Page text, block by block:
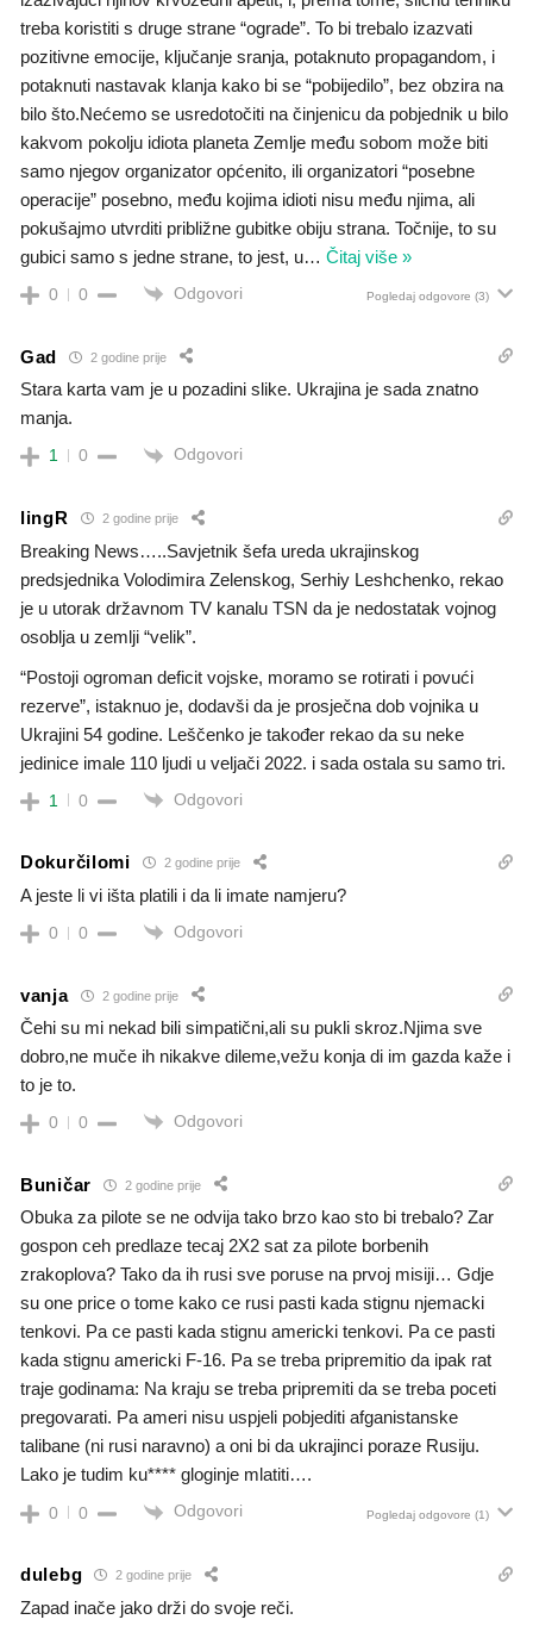
treba koristiti s druge strane “ograde”. To bi trebalo izazvati
pozitivne emocije, ključanje sranja, potaknuto propagandom, i
potaknuti nastavak klanja kako bi se “pobijedilo”, bez obzira na
bilo što.Nećemo se usredotočiti na činjenicu da pobjednik u bilo
kakvom pokolju idiota planeta Zemlje među sobom može biti
samo njegov organizator općenito, ili organizatori “posebne
operacije” posebno, među kojima idioti nisu među njima, ali
pokušajmo utvrditi približne gubitke obiju strana. Točnije, to su
gubici samo s jedne strane, to jest, u… Čitaj više »
0 0 Odgovori Pogledaj odgovore (3)
Gad 2 godine prije
Stara karta vam je u pozadini slike. Ukrajina je sada znatno
manja.
1 0 Odgovori
lingR 2 godine prije
Breaking News…..Savjetnik šefa ureda ukrajinskog
predsjednika Volodimira Zelenskog, Serhiy Leshchenko, rekao
je u utorak državnom TV kanalu TSN da je nedostatak vojnog
osoblja u zemlji “velik”.
“Postoji ogroman deficit vojske, moramo se rotirati i povući
rezerve”, istaknuo je, dodavši da je prosječna dob vojnika u
Ukrajini 54 godine. Leščenko je također rekao da su neke
jedinice imale 110 ljudi u veljači 2022. i sada ostala su samo tri.
1 0 Odgovori
Dokurčilomi 2 godine prije
A jeste li vi išta platili i da li imate namjeru?
0 0 Odgovori
vanja 2 godine prije
Čehi su mi nekad bili simpatični,ali su pukli skroz.Njima sve
dobro,ne muče ih nikakve dileme,vežu konja di im gazda kaže i
to je to.
0 0 Odgovori
Buničar 2 godine prije
Obuka za pilote se ne odvija tako brzo kao sto bi trebalo? Zar
gospon ceh predlaze tecaj 2X2 sat za pilote borbenih
zrakoplova? Tako da ih rusi sve poruse na prvoj misiji… Gdje
su one price o tome kako ce rusi pasti kada stignu njemacki
tenkovi. Pa ce pasti kada stignu americki tenkovi. Pa ce pasti
kada stignu americki F-16. Pa se treba pripremitio da ipak rat
traje godinama: Na kraju se treba pripremiti da se treba poceti
pregovarati. Pa ameri nisu uspjeli pobjediti afganistanske
talibane (ni rusi naravno) a oni bi da ukrajinci poraze Rusiju.
Lako je tudim ku**** gloginje mlatiti….
0 0 Odgovori Pogledaj odgovore (1)
dulebg 2 godine prije
Zapad inače jako drži do svoje reči.